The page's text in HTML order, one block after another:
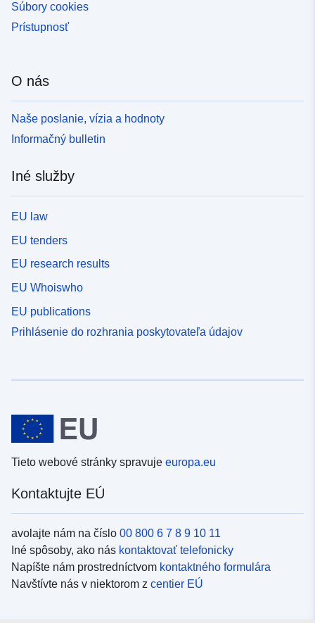
Súbory cookies
Prístupnosť
O nás
Naše poslanie, vízia a hodnoty
Informačný bulletin
Iné služby
EU law
EU tenders
EU research results
EU Whoiswho
EU publications
Prihlásenie do rozhrania poskytovateľa údajov
Tieto webové stránky spravuje europa.eu
Kontaktujte EÚ
avolajte nám na číslo 00 800 6 7 8 9 10 11
Iné spôsoby, ako nás kontaktovať telefonicky
Napíšte nám prostredníctvom kontaktného formulára
Navštívte nás v niektorom z centier EÚ